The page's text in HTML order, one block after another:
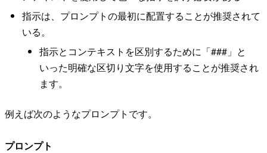
指示は、プロンプトの最初に配置することが推奨されて
いる。
指示とコンテキストを区別するために「###」と
いった明確な区切り文字を使用することが推奨され
ます。
例えば次のようなプロンプトです。
プロンプト